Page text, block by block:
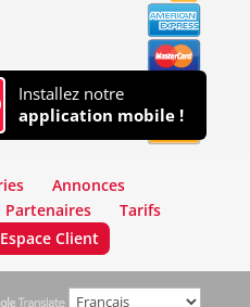
Installez notre
application mobile !
Annonces
Partenaires
Tarifs
Espace Client